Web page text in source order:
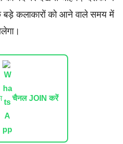
बड़े कलाकारों को आने वाले समय में
चैनल JOIN करें